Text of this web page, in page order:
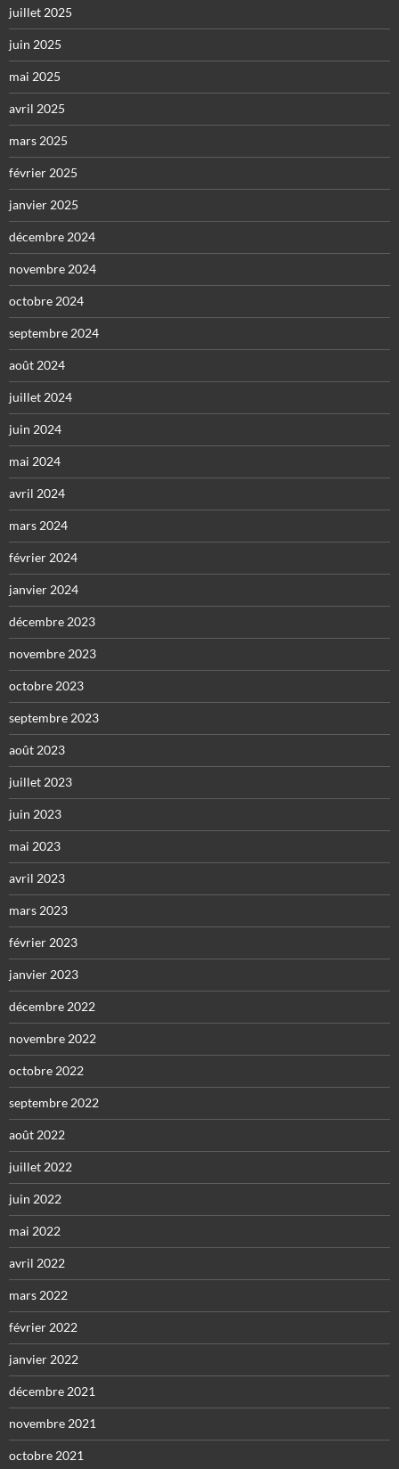
juillet 2025
juin 2025
mai 2025
avril 2025
mars 2025
février 2025
janvier 2025
décembre 2024
novembre 2024
octobre 2024
septembre 2024
août 2024
juillet 2024
juin 2024
mai 2024
avril 2024
mars 2024
février 2024
janvier 2024
décembre 2023
novembre 2023
octobre 2023
septembre 2023
août 2023
juillet 2023
juin 2023
mai 2023
avril 2023
mars 2023
février 2023
janvier 2023
décembre 2022
novembre 2022
octobre 2022
septembre 2022
août 2022
juillet 2022
juin 2022
mai 2022
avril 2022
mars 2022
février 2022
janvier 2022
décembre 2021
novembre 2021
octobre 2021